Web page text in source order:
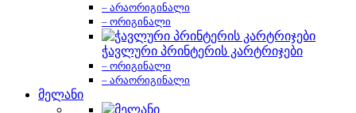
– არაორიგინალი
– ორიგინალი
ჭავლური პრინტერის კარტრიჯები
– ორიგინალი
– არაორიგინალი
მელანი